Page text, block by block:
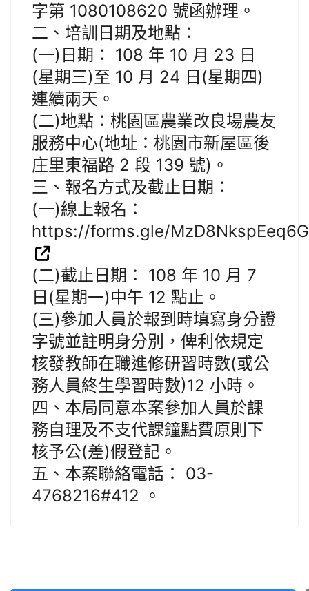
字第 1080108620 號函辦理。
二、培訓日期及地點：
(一)日期： 108 年 10 月 23 日
(星期三)至 10 月 24 日(星期四)
連續兩天。
(二)地點：桃園區農業改良場農友
服務中心(地址：桃園市新屋區後
庄里東福路 2 段 139 號)。
三、報名方式及截止日期：
(一)線上報名：
https://forms.gle/
(二)截止日期： 108 年 10 月 7
日(星期一)中午 12 點止。
(三)參加人員於報到時填寫身分證
字號並註明身分別，俾利依規定
核發教師在職進修研習時數(或公
務人員終生學習時數)12 小時。
四、本局同意本案參加人員於課
務自理及不支代課鐘點費原則下
核予公(差)假登記。
五、本案聯絡電話： 03-
4768216#412 。